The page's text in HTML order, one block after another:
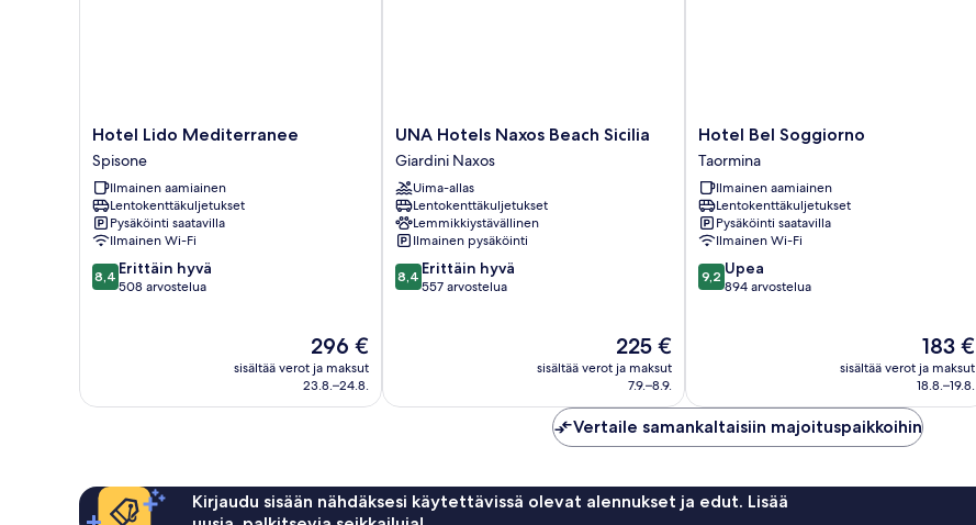
Hotel
Lido
Mediterranee
Spisone
Hotel Lido Mediterranee
Spisone
Ilmainen aamiainen
Lentokenttäkuljetukset
Pysäköinti saatavilla
Ilmainen Wi-Fi
8.4
kautta
8,4 Erittäin hyvä
508 arvostelua
Hinta
on
296 €
296 €
sisältää verot ja maksut
23.8.–24.8.
UNA
Hotels
Naxos
Beach
Sicilia
Giardini
Naxos
UNA Hotels Naxos Beach Sicilia
Giardini Naxos
Uima-allas
Lentokenttäkuljetukset
Lemmikkiystävällinen
Ilmainen pysäköinti
8.4
kautta
8,4 Erittäin hyvä
557 arvostelua
Hinta
on
225 €
225 €
sisältää verot ja maksut
7.9.–8.9.
Hotel
Bel
Soggiorno
Taormina
Hotel Bel Soggiorno
Taormina
Ilmainen aamiainen
Lentokenttäkuljetukset
Pysäköinti saatavilla
Ilmainen Wi-Fi
9.2
kautta
9,2 Upea
894 arvostelua
Hinta
183 €
183 €
sisältää verot ja maksut
18.8.–19.8.
Vertaile samankaltaisiin majoituspaikkoihin
Kirjaudu sisään nähdäksesi käytettävissä olevat alennukset ja edut. Lisää